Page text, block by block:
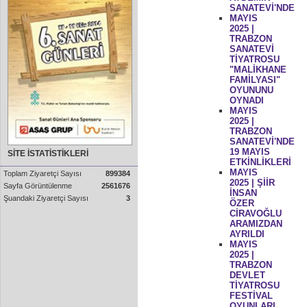
SİTE İSTATİSTİKLERİ
Toplam Ziyaretçi Sayısı
899384
Sayfa Görüntülenme
2561676
Şuandaki Ziyaretçi Sayısı
3
SANATEVİ'NDE
MAYIS
2025 |
TRABZON
SANATEVİ
TİYATROSU
"MALİKHANE
FAMİLYASI"
OYUNUNU
OYNADI
MAYIS
2025 |
TRABZON
SANATEVİ'NDE
19 MAYIS
ETKİNLİKLERİ
MAYIS
2025 | ŞİİR
İNSAN
ÖZER
CİRAVOĞLU
ARAMIZDAN
AYRILDI
MAYIS
2025 |
TRABZON
DEVLET
TİYATROSU
FESTİVAL